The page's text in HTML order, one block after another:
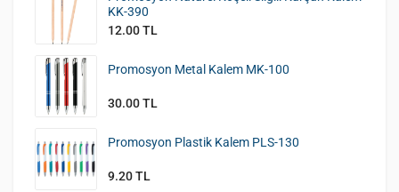
KK-390
12.00 TL
Promosyon Metal Kalem MK-100
30.00 TL
Promosyon Plastik Kalem PLS-130
9.20 TL